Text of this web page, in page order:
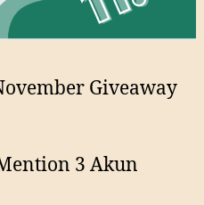
Giveaway
3 Akun